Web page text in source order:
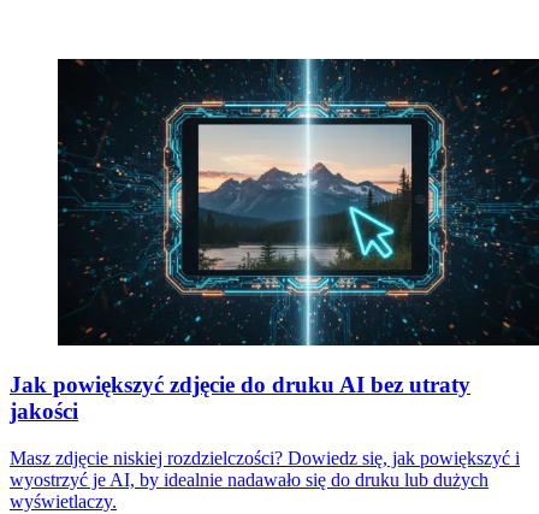
Jak powiększyć zdjęcie do druku AI bez utraty
jakości
Masz zdjęcie niskiej rozdzielczości? Dowiedz się, jak powiększyć i
wyostrzyć je AI, by idealnie nadawało się do druku lub dużych
wyświetlaczy.